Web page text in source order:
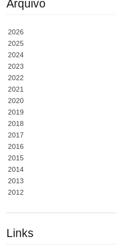
Arquivo
2026
2025
2024
2023
2022
2021
2020
2019
2018
2017
2016
2015
2014
2013
2012
Links